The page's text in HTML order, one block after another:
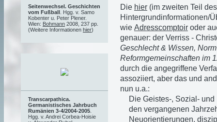
Die hier (im zweiten Teil
Hintergrundinformationen/
wie Adresscomptoir oder
genauer: der Verriss -
Geschlecht & Wissen,
Reformgemeinschaften im
durch die angegriffene
assoziiert, aber das und
nun u.a.:
Die Geistes-, Sozial-
den vergangenen
Neuorientierungen,
Seitenwechsel. Geschichten
vom Fußball . Hgg. v. Samo
Kobenter u. Peter Plener.
Wien: Bohmann 2008, 237 pp.
(Weitere Informationen hier)
Transcarpathica.
Germanistisches Jahrbuch
Rumänien 3-4/2004-2005
Hgg. v. Andrei Corbea-Hoisie